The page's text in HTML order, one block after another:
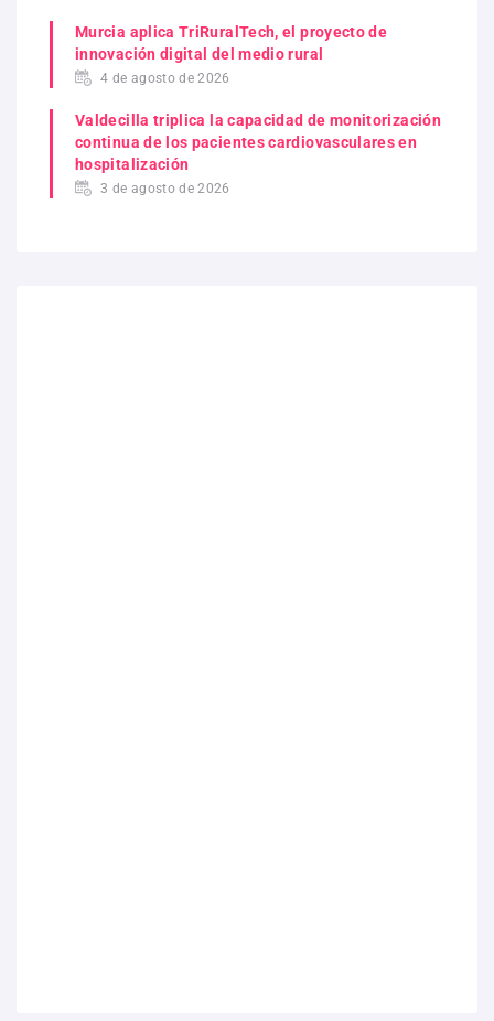
Murcia aplica TriRuralTech, el proyecto de
innovación digital del medio rural
4 de agosto de 2026
Valdecilla triplica la capacidad de monitorización
continua de los pacientes cardiovasculares en
hospitalización
3 de agosto de 2026